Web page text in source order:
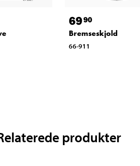
6990
Bremseskjold
66-911
produkter